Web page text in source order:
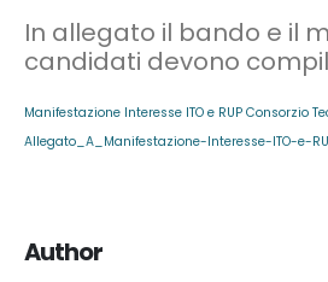
In allegato il bando e il
candidati devono
Manifestazione Interesse ITO e RUP Consorzio
Allegato_A_Manifestazione-Interesse-ITO-e-
Author